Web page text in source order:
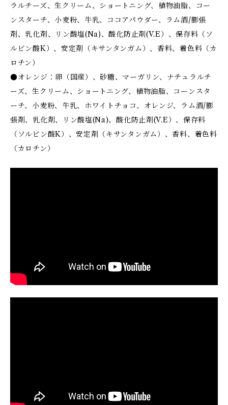
ラルチーズ、生クリーム、ショートニング、植物油脂、コー
ンスターチ、小麦粉、牛乳、ココアパウダー、ラム酒/膨張
剤、乳化剤、リン酸塩(Na)、酸化防止剤(V.E）、保存料（ソ
ルビン酸K）、安定剤（キサンタンガム）、香料、着色料（カ
ロチン）
●オレンジ：卵（国産）、砂糖、マーガリン、ナチュラルチ
ーズ、生クリーム、ショートニング、植物油脂、コーンスタ
ーチ、小麦粉、牛乳、ホワイトチョコ、オレンジ、ラム酒/膨
張剤、乳化剤、リン酸塩(Na)、酸化防止剤(V.E）、保存料
（ソルビン酸K）、安定剤（キサンタンガム）、香料、着色料
（カロチン）